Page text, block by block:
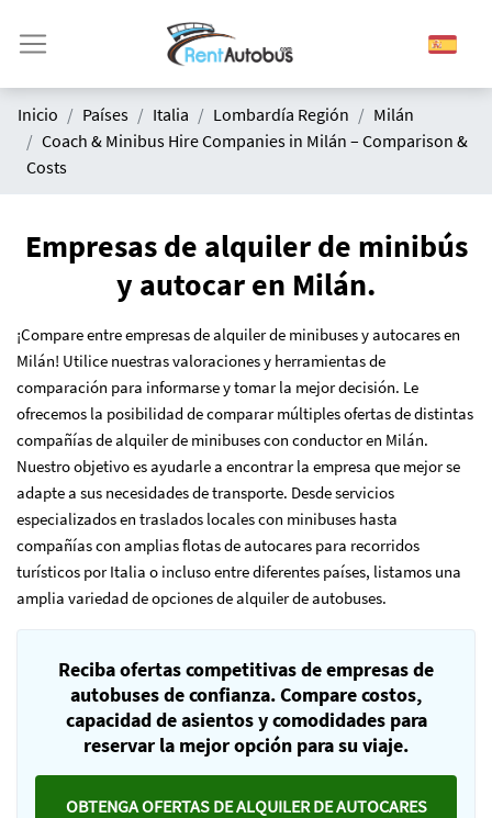
Inicio Países Italia Lombardía Región
Milán
Coach & Minibus Hire Companies in Milán – Comparison &
Costs
Empresas de alquiler de minibús
y autocar en Milán.
¡Compare entre empresas de alquiler de minibuses y autocares en
Milán! Utilice nuestras valoraciones y herramientas de
comparación para informarse y tomar la mejor decisión. Le
ofrecemos la posibilidad de comparar múltiples ofertas de distintas
compañías de alquiler de minibuses con conductor en Milán.
Nuestro objetivo es ayudarle a encontrar la empresa que mejor se
adapte a sus necesidades de transporte. Desde servicios
especializados en traslados locales con minibuses hasta
compañías con amplias flotas de autocares para recorridos
turísticos por Italia o incluso entre diferentes países, listamos una
amplia variedad de opciones de alquiler de autobuses.
Reciba ofertas competitivas de empresas de
autobuses de confianza. Compare costos,
capacidad de asientos y comodidades para
reservar la mejor opción para su viaje.
OBTENGA OFERTAS DE ALQUILER DE AUTOCARES